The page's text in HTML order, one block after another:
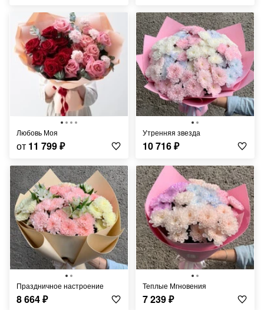
Любовь Моя
от 11 799₽
Утренняя звезда
10 716₽
Праздничное настроение
8 664₽
Теплые Мгновения
7 239₽